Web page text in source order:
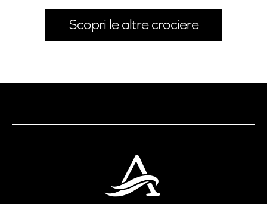
Scopri le altre crociere